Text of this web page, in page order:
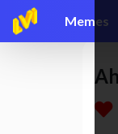
Memes